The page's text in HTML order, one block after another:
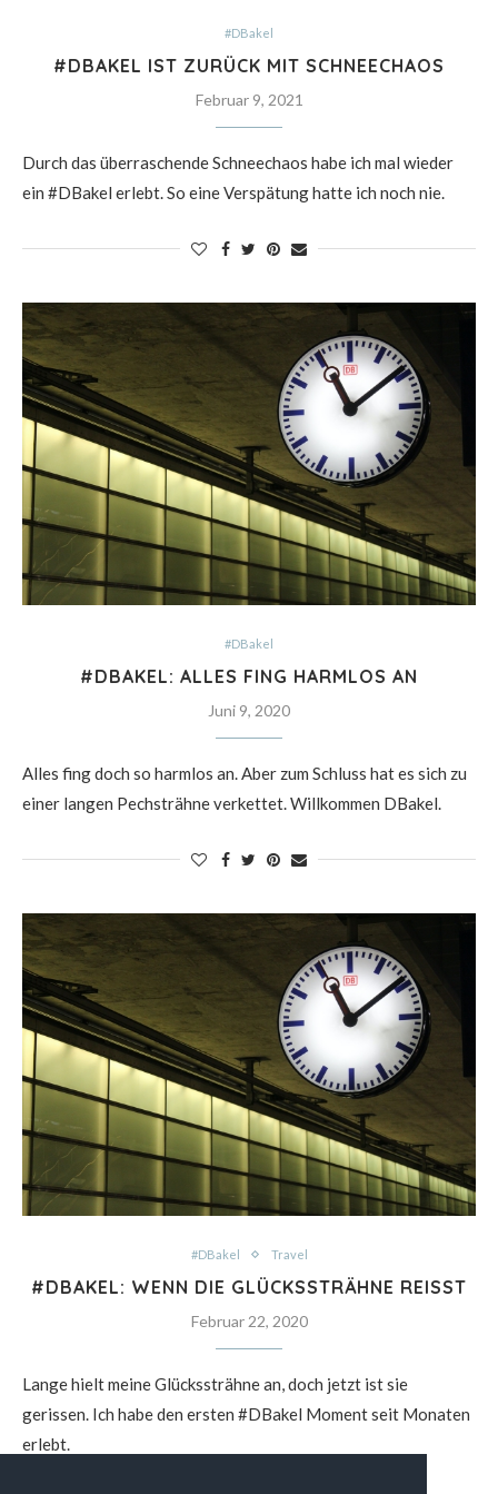
#DBakel
#DBAKEL IST ZURÜCK MIT SCHNEECHAOS
Februar 9, 2021
Durch das überraschende Schneechaos habe ich mal wieder
ein #DBakel erlebt. So eine Verspätung hatte ich noch nie.
#DBakel
#DBAKEL: ALLES FING HARMLOS AN
Juni 9, 2020
Alles fing doch so harmlos an. Aber zum Schluss hat es sich zu
einer langen Pechsträhne verkettet. Willkommen DBakel.
#DBakel Travel
#DBAKEL: WENN DIE GLÜCKSSTRÄHNE REISST
Februar 22, 2020
Lange hielt meine Glückssträhne an, doch jetzt ist sie
gerissen. Ich habe den ersten #DBakel Moment seit Monaten
erlebt.